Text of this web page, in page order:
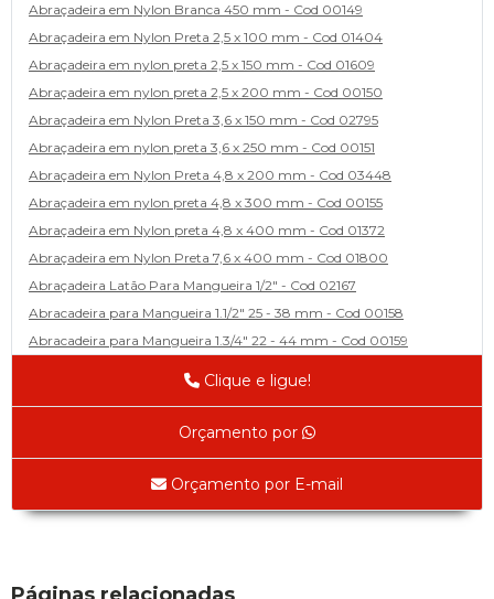
Abraçadeira em Nylon Branca 450 mm - Cod 00149
Abraçadeira em Nylon Preta 2,5 x 100 mm - Cod 01404
Abraçadeira em nylon preta 2,5 x 150 mm - Cod 01609
Abraçadeira em nylon preta 2,5 x 200 mm - Cod 00150
Abraçadeira em Nylon Preta 3,6 x 150 mm - Cod 02795
Abraçadeira em nylon preta 3,6 x 250 mm - Cod 00151
Abraçadeira em Nylon Preta 4,8 x 200 mm - Cod 03448
Abraçadeira em nylon preta 4,8 x 300 mm - Cod 00155
Abraçadeira em Nylon preta 4,8 x 400 mm - Cod 01372
Abraçadeira em Nylon Preta 7,6 x 400 mm - Cod 01800
Abraçadeira Latão Para Mangueira 1/2" - Cod 02167
Abracadeira para Mangueira 1.1/2" 25 - 38 mm - Cod 00158
Abracadeira para Mangueira 1.3/4" 22 - 44 mm - Cod 00159
Abracadeira para Mangueira 1/2' 14 - 22 - Cod 02585
Abracadeira para Mangueira 2" 44 - 57 - Cod 02471
Abracadeira para Mangueira 3' 70 - 89 - Cod 02588
Abracadeira para Mangueira 3/8" 13 - 19 - Cod 02169
Adaptador
Clique e ligue!
Orçamento por
Orçamento por E-mail